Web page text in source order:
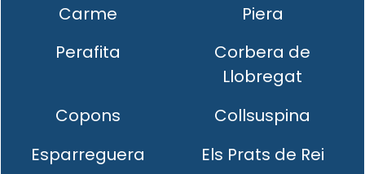
Carme
Piera
Perafita
Corbera de
Llobregat
Copons
Collsuspina
Esparreguera
Els Prats de Rei